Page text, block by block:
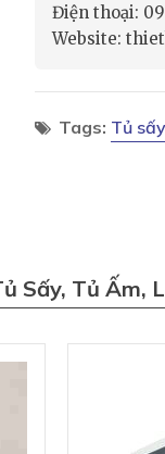
Điện thoại:
Website:
Tags: Tủ
Sấy, Tủ Ấm,